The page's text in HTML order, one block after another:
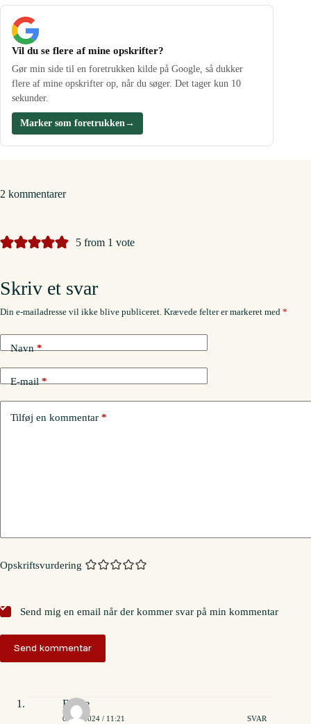
Vil du se flere af mine opskrifter?
Gør min side til en foretrukken kilde på Google, så dukker
flere af mine opskrifter op, når du søger. Det tager kun 10
sekunder.
Marker som foretrukken →
2 kommentarer
5 from 1 vote
Skriv et svar
Din e-mailadresse vil ikke blive publiceret. Krævede felter er markeret med *
Navn*
E-mail*
Tilføj en kommentar *
Opskriftsvurdering
Send mig en email når der kommer svar på min kommentar
Send kommentar
Birthe
07/05/2024 / 11:21 SVAR